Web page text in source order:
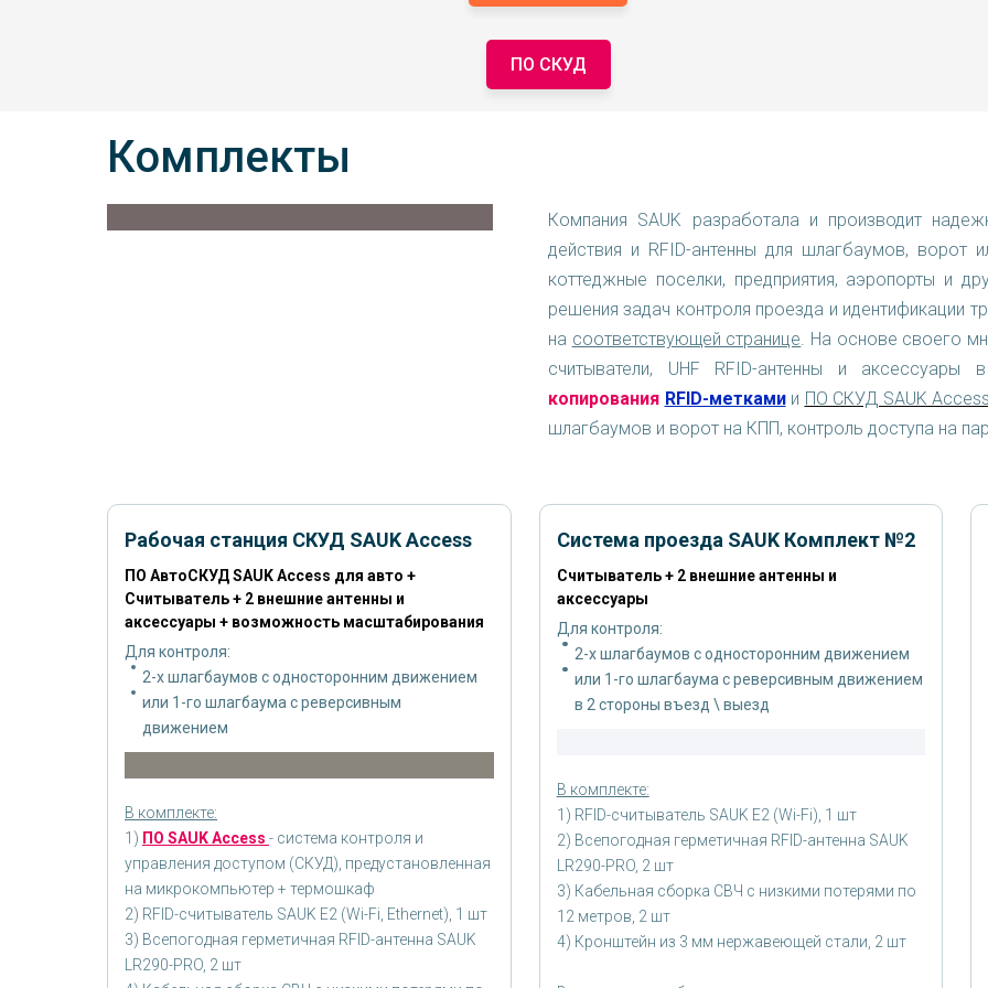
ПО СКУД
Комплекты
Компания SAUK разработала и производит
действия и RFID-антенны для шлагбаумов,
коттеджные поселки, предприятия, аэропорты и
решения задач контроля проезда и идентификации
на соответствующей странице. На основе своего
считыватели, UHF RFID-антенны и
копирования RFID-метками и ПО СКУД SAUK
шлагбаумов и ворот на КПП, контроль доступа на
Рабочая станция СКУД SAUK Access
ПО АвтоСКУД SAUK Access для авто +
Считыватель + 2 внешние антенны и
аксессуары + возможность масштабирования
Для контроля:
2-х шлагбаумов с односторонним движением
или 1-го шлагбаума с реверсивным
движением
В комплекте:
1) ПО SAUK Access - система контроля и
управления доступом (СКУД), предустановленная
на микрокомпьютер + термошкаф
2) RFID-считыватель SAUK E2 (Wi-Fi, Ethernet), 1 шт
3) Всепогодная герметичная RFID-антенна SAUK
LR290-PRO, 2 шт
Система проезда SAUK Комплект №2
Считыватель + 2 внешние антенны и
аксессуары
Для контроля:
2-х шлагбаумов с односторонним движением
или 1-го шлагбаума с реверсивным движением
в 2 стороны въезд \ выезд
В комплекте:
1) RFID-считыватель SAUK E2 (Wi-Fi), 1 шт
2) Всепогодная герметичная RFID-антенна SAUK
LR290-PRO, 2 шт
3) Кабельная сборка СВЧ с низкими потерями по
12 метров, 2 шт
4) Кронштейн из 3 мм нержавеющей стали, 2 шт